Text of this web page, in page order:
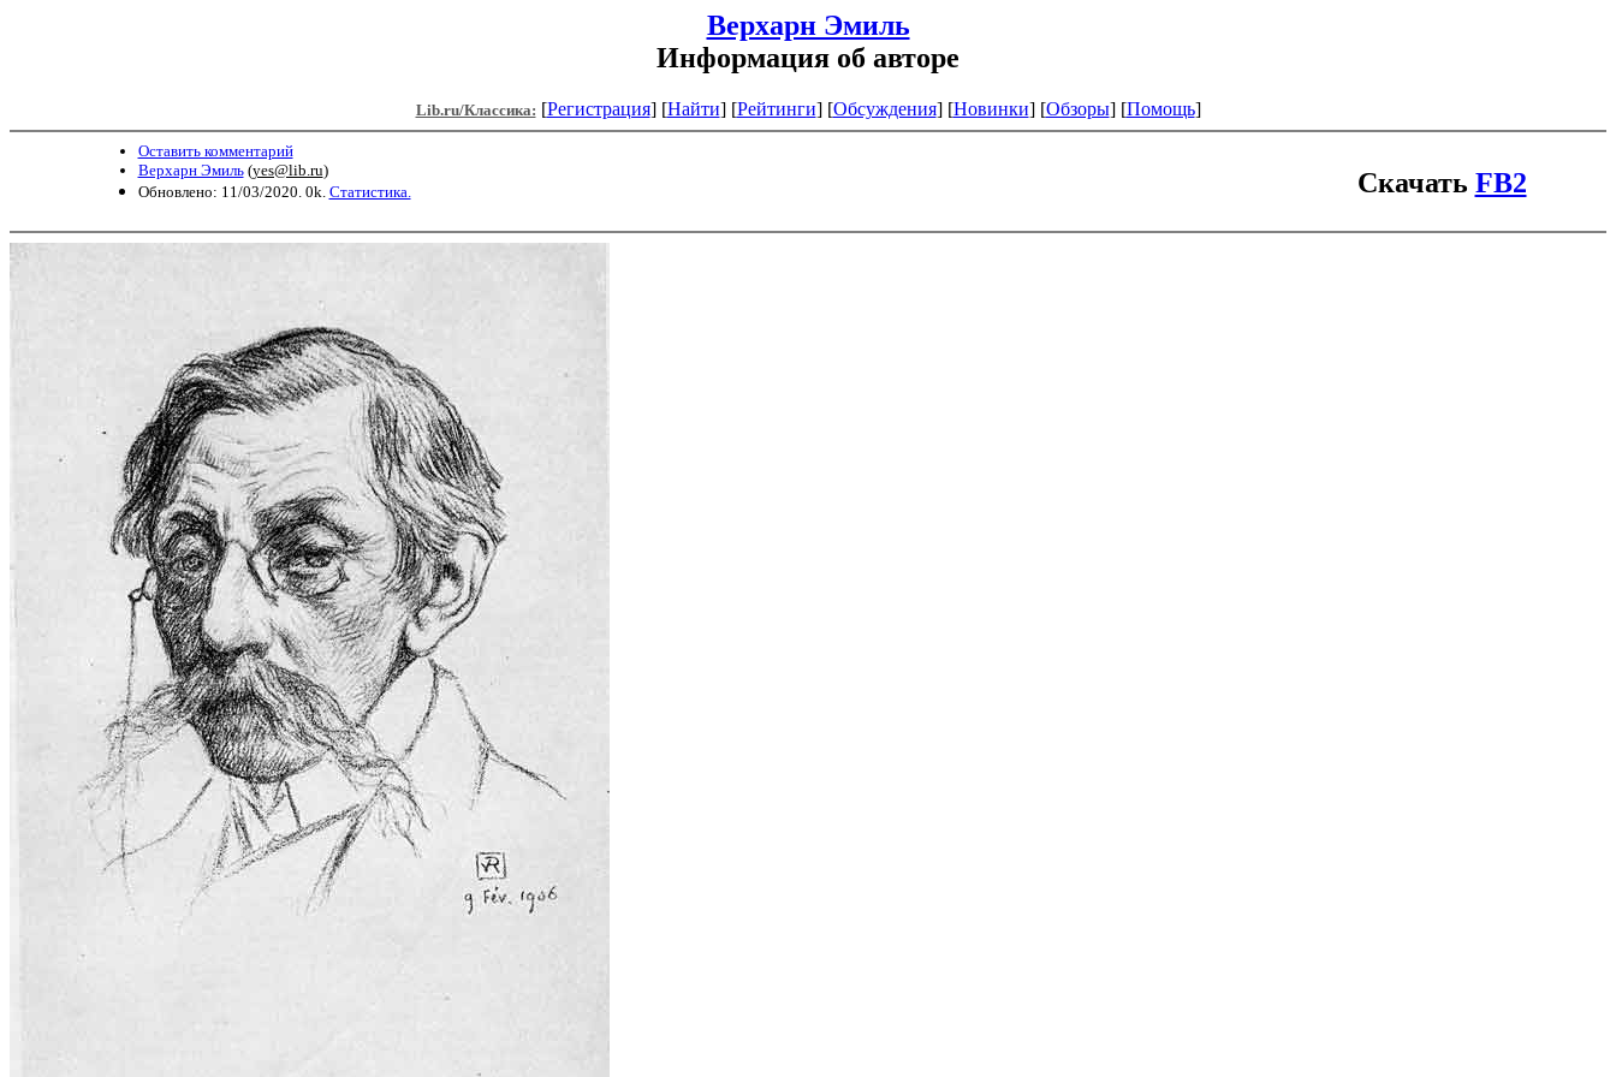
Верхарн Эмиль
Информация об авторе
Lib.ru/Классика: [Регистрация] [Найти] [Рейтинги] [Обсуждения] [Новинки] [Обзоры] [Помощь]
Оставить комментарий
Верхарн Эмиль(yes@lib.ru)
Обновлено: 11/03/2020. 0k. Статистика. Скачать FB2